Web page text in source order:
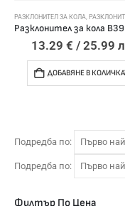
РАЗКЛОНИТЕЛ ЗА КОЛА
13.29 € / 25.99
ДОБАВЯНЕ В
Подредба по:
Подредба по:
Филтър По Цена